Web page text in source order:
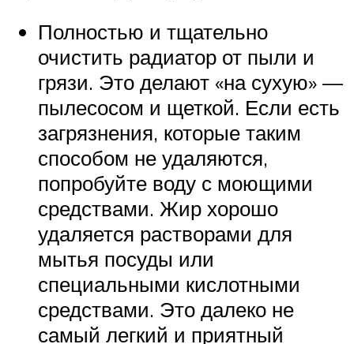
Полностью и тщательно
очистить радиатор от пыли и
грязи. Это делают «на сухую» —
пылесосом и щеткой. Если есть
загрязнения, которые таким
способом не удаляются,
попробуйте воду с моющими
средствами. Жир хорошо
удаляется растворами для
мытья посуды или
специальными кислотными
средствами. Это далеко не
самый легкий и приятный